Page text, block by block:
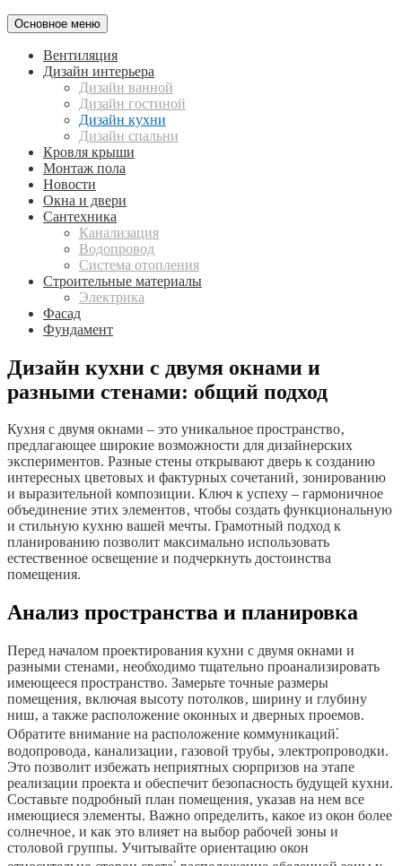
Основное меню
Вентиляция
Дизайн интерьера
Дизайн ванной
Дизайн гостиной
Дизайн кухни
Дизайн спальни
Кровля крыши
Монтаж пола
Новости
Окна и двери
Сантехника
Канализация
Водопровод
Система отопления
Строительные материалы
Электрика
Фасад
Фундамент
Дизайн кухни с двумя окнами и
разными стенами: общий подход
Кухня с двумя окнами – это уникальное пространство‚
предлагающее широкие возможности для дизайнерских
экспериментов. Разные стены открывают дверь к созданию
интересных цветовых и фактурных сочетаний‚ зонированию
и выразительной композиции. Ключ к успеху – гармоничное
объединение этих элементов‚ чтобы создать функциональную
и стильную кухню вашей мечты. Грамотный подход к
планированию позволит максимально использовать
естественное освещение и подчеркнуть достоинства
помещения.
Анализ пространства и планировка
Перед началом проектирования кухни с двумя окнами и
разными стенами‚ необходимо тщательно проанализировать
имеющееся пространство. Замерьте точные размеры
помещения‚ включая высоту потолков‚ ширину и глубину
ниш‚ а также расположение оконных и дверных проемов.
Обратите внимание на расположение коммуникаций⁚
водопровода‚ канализации‚ газовой трубы‚ электропроводки.
Это позволит избежать неприятных сюрпризов на этапе
реализации проекта и обеспечит безопасность будущей кухни.
Составьте подробный план помещения‚ указав на нем все
имеющиеся элементы. Важно определить‚ какое из окон более
солнечное‚ и как это влияет на выбор рабочей зоны и
столовой группы. Учитывайте ориентацию окон